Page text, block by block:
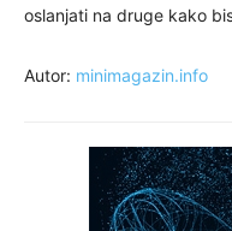
oslanjati na druge kako
Autor: minimagazin.info